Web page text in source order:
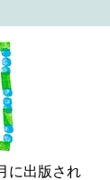
に出版され